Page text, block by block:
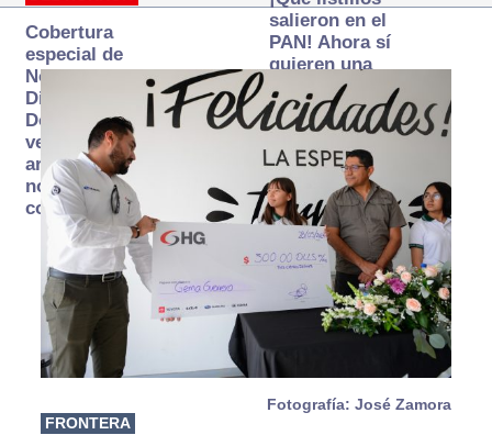
Cobertura
especial de
Norte
Digital:
Donde la
verdad
arde… pero
no se
consume
salieron en el
PAN! Ahora sí
quieren una
Fiscalía
autónoma… y
transexenal
Fotografía: José Zamora
FRONTERA